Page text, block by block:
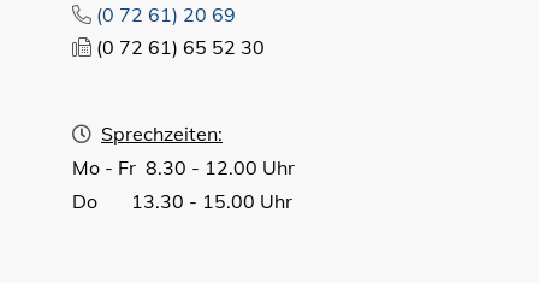
(0 72 61) 20 69
(0 72 61) 65 52 30
Sprechzeiten:
Mo - Fr 8.30 - 12.00 Uhr
Do 13.30 - 15.00 Uhr